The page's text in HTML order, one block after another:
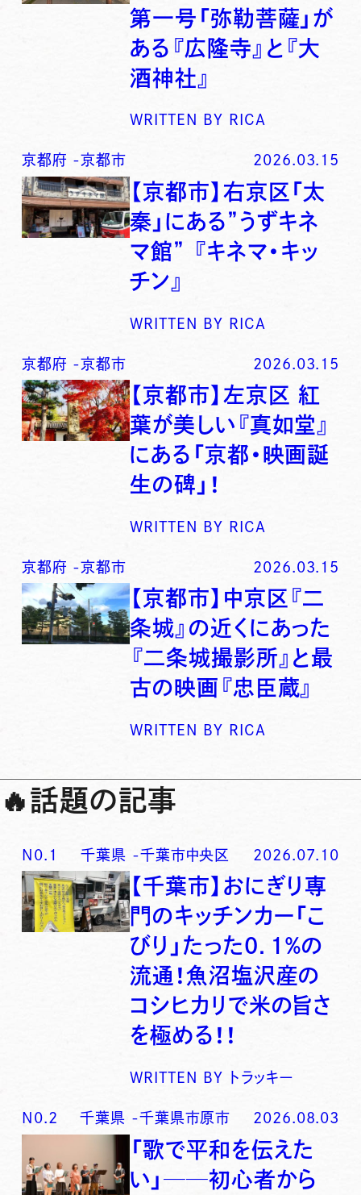
第一号「弥勒菩薩」が
ある『広隆寺』と『大
酒神社』
WRITTEN BY RICA
京都府 -京都市 2026.03.15
【京都市】右京区「太
秦」にある”うずキネ
マ館” 『キネマ・キッ
チン』
WRITTEN BY RICA
京都府 -京都市 2026.03.15
【京都市】左京区 紅
葉が美しい『真如堂』
にある「京都・映画誕
生の碑」！
WRITTEN BY RICA
京都府 -京都市 2026.03.15
【京都市】中京区『二
条城』の近くにあった
『二条城撮影所』と最
古の映画『忠臣蔵』
WRITTEN BY RICA
🔥話題の記事
N0. 1 千葉県 -千葉市中央区 2026.07.10
【千葉市】おにぎり専
門のキッチンカー「こ
びり」たった0．1％の
流通！魚沼塩沢産の
コシヒカリで米の旨さ
を極める！！
WRITTEN BY トラッキー
N0. 2 千葉県 -千葉県市原市 2026.08.03
「歌で平和を伝えた
い」──初心者から